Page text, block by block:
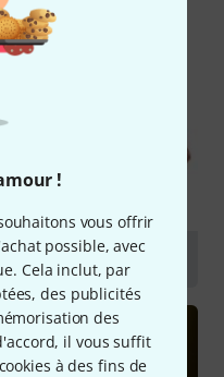
!
vous offrir
possible, avec
Cela inclut, par
des publicités
des
il vous suffit
à des fins de